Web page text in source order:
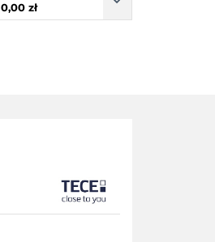
Dodaj zgłoszenie
0,00 zł